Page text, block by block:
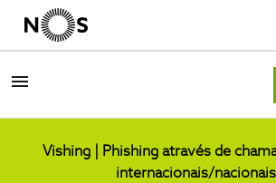
Vishing | Phishing através de
internacionais/nacionais